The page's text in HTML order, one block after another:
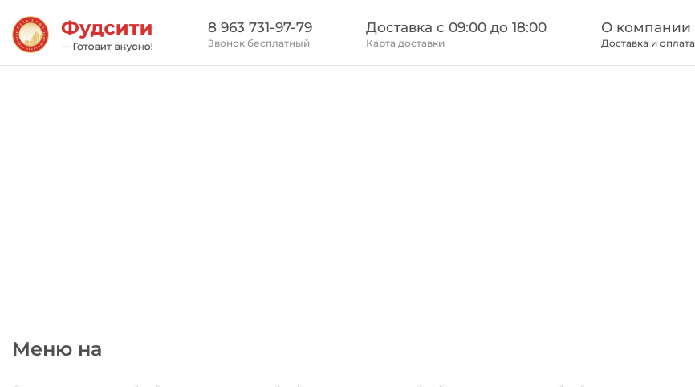
8 963 731-97-79
Звонок бесплатный
Доставка c 09:00 до 18:00
Карта доставки
О компании
Доставка и оплата
Меню на